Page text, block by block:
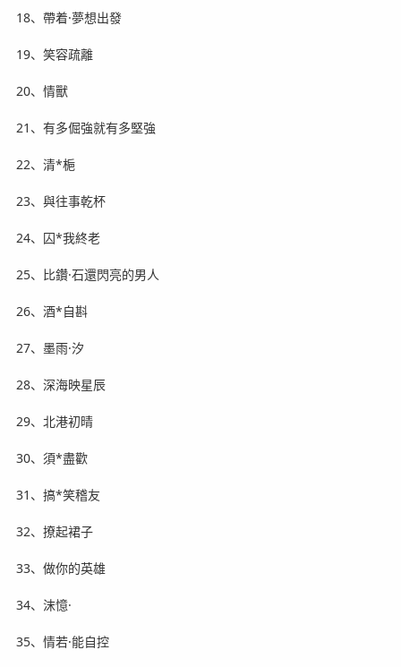
18、帶着·夢想出發
19、笑容疏離
20、情獸
21、有多倔強就有多堅強
22、清*梔
23、與往事乾杯
24、囚*我終老
25、比鑽·石還閃亮的男人
26、酒*自斟
27、墨雨·汐
28、深海映星辰
29、北港初晴
30、須*盡歡
31、搞*笑稽友
32、撩起裙子
33、做你的英雄
34、沫憶·
35、情若·能自控